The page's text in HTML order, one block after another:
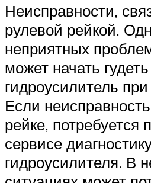
Неисправности,
рулевой рейкой.
неприятных
может начать гудеть
гидроусилитель
Если
рейке, потребуется
сервисе
гидроусилителя. В